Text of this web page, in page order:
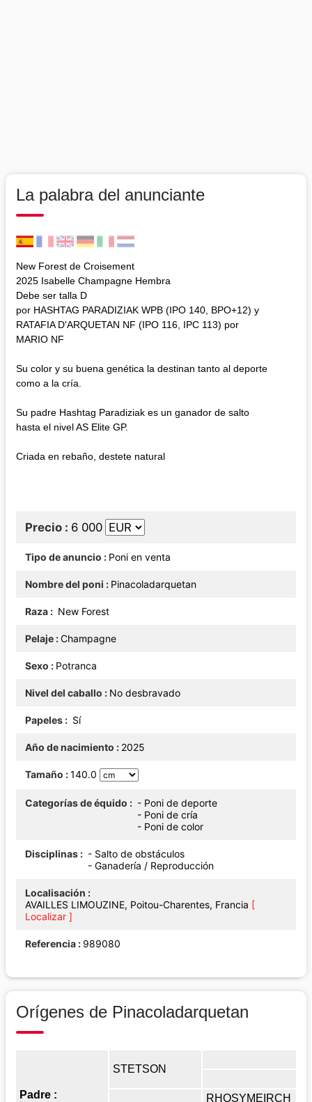
La palabra del anunciante
New Forest de Croisement
2025 Isabelle Champagne Hembra
Debe ser talla D
por HASHTAG PARADIZIAK WPB (IPO 140, BPO+12) y
RATAFIA D'ARQUETAN NF (IPO 116, IPC 113) por
MARIO NF
Su color y su buena genética la destinan tanto al deporte
como a la cría.
Su padre Hashtag Paradiziak es un ganador de salto
hasta el nivel AS Elite GP.
Criada en rebaño, destete natural
Precio 6 000
Tipo de anuncio Poni en venta
Nombre del poni Pinacoladarquetan
Raza New Forest
Pelaje Champagne
Sexo Potranca
Nivel del caballo No desbravado
Papeles Sí
Año de nacimiento 2025
Tamaño 140.0
Categorías de équido
- Poni de deporte
- Poni de cría
- Poni de color
Disciplinas
- Salto de obstáculos
- Ganadería / Reproducción
Localisación
AVAILLES LIMOUZINE, Poitou-Charentes, Francia [
Localizar ]
Referencia 989080
Orígenes de Pinacoladarquetan
Padre :
STETSON
RHOSYMEIRCH